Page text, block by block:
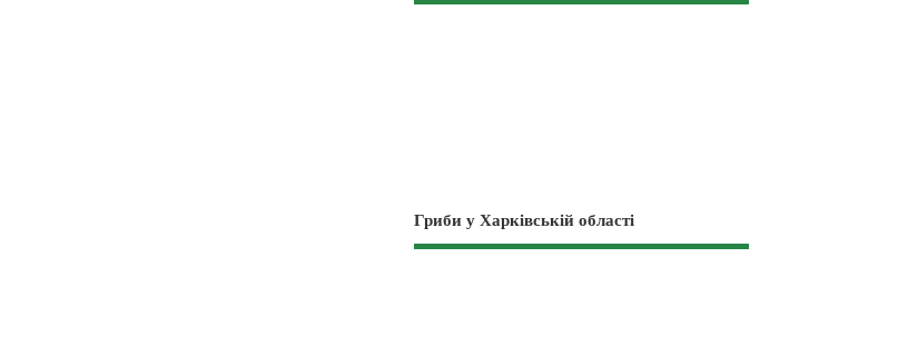
Гриби у Харківській області